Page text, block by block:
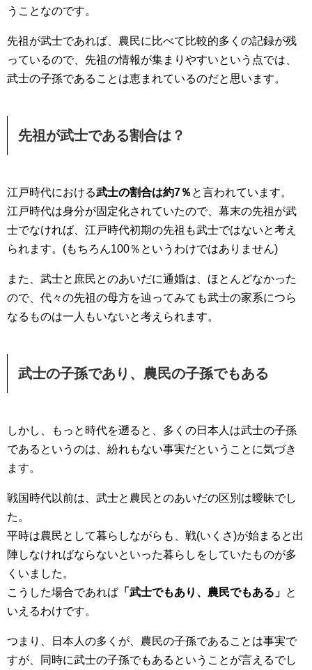
うことなのです。
先祖が武士であれば、農民に比べて比較的多くの記録が残
っているので、先祖の情報が集まりやすいという点では、
武士の子孫であることは恵まれているのだと思います。
先祖が武士である割合は？
江戸時代における武士の割合は約7％ と言われています。
江戸時代は身分が固定化されていたので、幕末の先祖が武
士でなければ、江戸時代初期の先祖も武士ではないと考え
られます。(もちろん100％というわけではありません)
また、武士と庶民とのあいだに通婚は、ほとんどなかった
ので、代々の先祖の母方を辿ってみても武士の家系につら
なるものは一人もいないと考えられます。
武士の子孫であり、農民の子孫でもある
しかし、もっと時代を遡ると、多くの日本人は武士の子孫
であるというのは、紛れもない事実だということに気づき
ます。
戦国時代以前は、武士と農民とのあいだの区別は曖昧でし
た。
平時は農民として暮らしながらも、戦(いくさ)が始まると出
陣しなければならないといった暮らしをしていたものが多
くいました。
こうした場合であれば 「武士でもあり、農民でもある」 と
いえるわけです。
つまり、日本人の多くが、農民の子孫であることは事実で
すが、同時に武士の子孫でもあるということが言えるでし